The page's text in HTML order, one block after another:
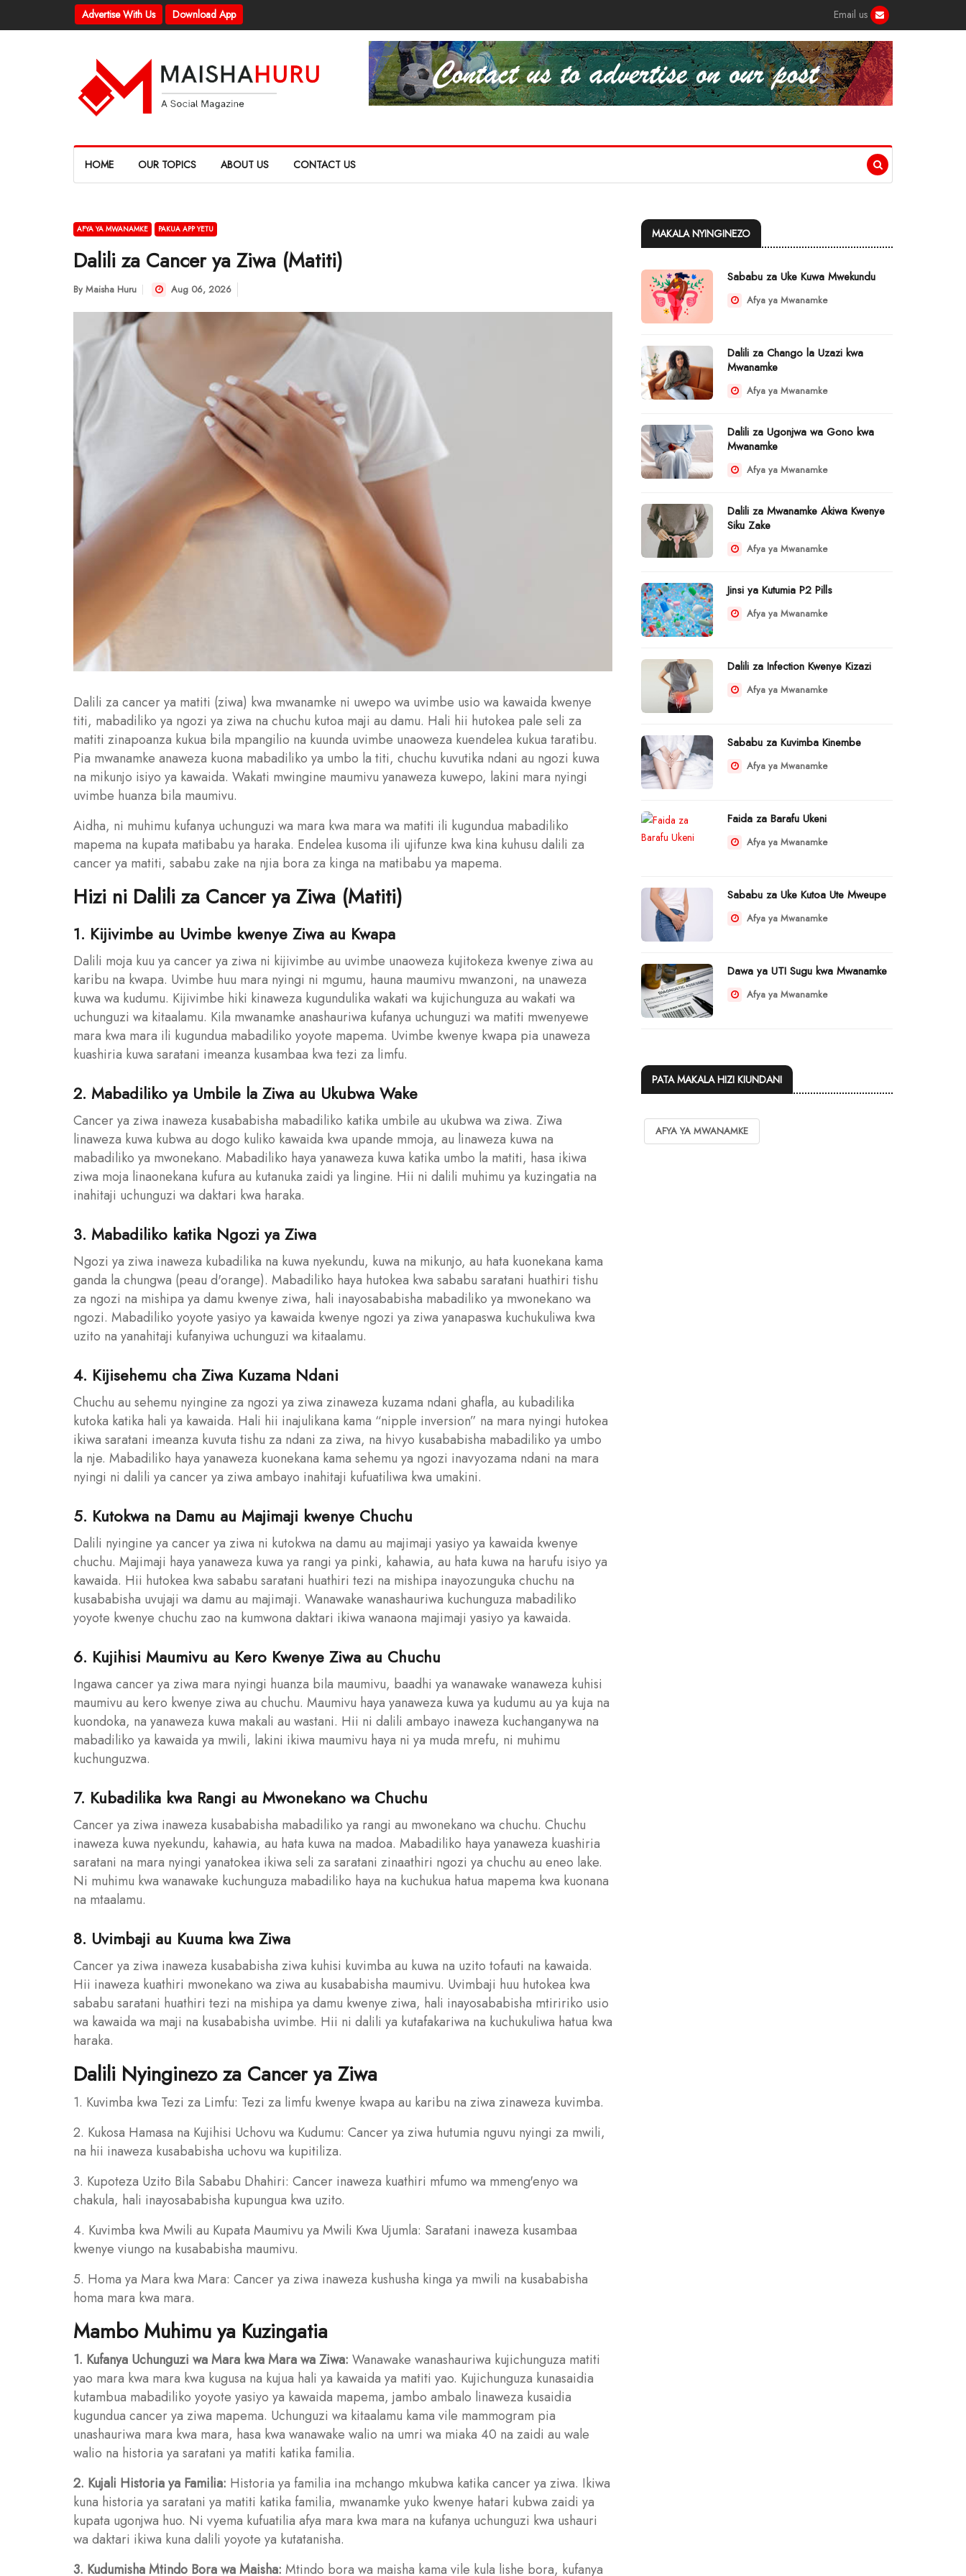
Advertise With Us Download App Email us
HOME OUR TOPICS ABOUT US CONTACT US
AFYA YA MWANAMKE PAKUA APP YETU
Dalili za Cancer ya Ziwa (Matiti)
By Maisha Huru Aug 06, 2026
Dalili za cancer ya matiti (ziwa) kwa mwanamke ni uwepo wa uvimbe usio wa kawaida kwenye
titi, mabadiliko ya ngozi ya ziwa na chuchu kutoa maji au damu. Hali hii hutokea pale seli za
matiti zinapoanza kukua bila mpangilio na kuunda uvimbe unaoweza kuendelea kukua taratibu.
Pia mwanamke anaweza kuona mabadiliko ya umbo la titi, chuchu kuvutika ndani au ngozi kuwa
na mikunjo isiyo ya kawaida. Wakati mwingine maumivu yanaweza kuwepo, lakini mara nyingi
uvimbe huanza bila maumivu.
Aidha, ni muhimu kufanya uchunguzi wa mara kwa mara wa matiti ili kugundua mabadiliko
mapema na kupata matibabu ya haraka. Endelea kusoma ili ujifunze kwa kina kuhusu dalili za
cancer ya matiti, sababu zake na njia bora za kinga na matibabu ya mapema.
Hizi ni Dalili za Cancer ya Ziwa (Matiti)
1. Kijivimbe au Uvimbe kwenye Ziwa au Kwapa
Dalili moja kuu ya cancer ya ziwa ni kijivimbe au uvimbe unaoweza kujitokeza kwenye ziwa au
karibu na kwapa. Uvimbe huu mara nyingi ni mgumu, hauna maumivu mwanzoni, na unaweza
kuwa wa kudumu. Kijivimbe hiki kinaweza kugundulika wakati wa kujichunguza au wakati wa
uchunguzi wa kitaalamu. Kila mwanamke anashauriwa kufanya uchunguzi wa matiti mwenyewe
mara kwa mara ili kugundua mabadiliko yoyote mapema. Uvimbe kwenye kwapa pia unaweza
kuashiria kuwa saratani imeanza kusambaa kwa tezi za limfu.
2. Mabadiliko ya Umbile la Ziwa au Ukubwa Wake
Cancer ya ziwa inaweza kusababisha mabadiliko katika umbile au ukubwa wa ziwa. Ziwa
linaweza kuwa kubwa au dogo kuliko kawaida kwa upande mmoja, au linaweza kuwa na
mabadiliko ya mwonekano. Mabadiliko haya yanaweza kuwa katika umbo la matiti, hasa ikiwa
ziwa moja linaonekana kufura au kutanuka zaidi ya lingine. Hii ni dalili muhimu ya kuzingatia na
inahitaji uchunguzi wa daktari kwa haraka.
3. Mabadiliko katika Ngozi ya Ziwa
Ngozi ya ziwa inaweza kubadilika na kuwa nyekundu, kuwa na mikunjo, au hata kuonekana kama
ganda la chungwa (peau d'orange). Mabadiliko haya hutokea kwa sababu saratani huathiri tishu
za ngozi na mishipa ya damu kwenye ziwa, hali inayosababisha mabadiliko ya mwonekano wa
ngozi. Mabadiliko yoyote yasiyo ya kawaida kwenye ngozi ya ziwa yanapaswa kuchukuliwa kwa
uzito na yanahitaji kufanyiwa uchunguzi wa kitaalamu.
4. Kijisehemu cha Ziwa Kuzama Ndani
Chuchu au sehemu nyingine za ngozi ya ziwa zinaweza kuzama ndani ghafla, au kubadilika
kutoka katika hali ya kawaida. Hali hii inajulikana kama “nipple inversion” na mara nyingi hutokea
ikiwa saratani imeanza kuvuta tishu za ndani za ziwa, na hivyo kusababisha mabadiliko ya umbo
la nje. Mabadiliko haya yanaweza kuonekana kama sehemu ya ngozi inavyozama ndani na mara
nyingi ni dalili ya cancer ya ziwa ambayo inahitaji kufuatiliwa kwa umakini.
5. Kutokwa na Damu au Majimaji kwenye Chuchu
Dalili nyingine ya cancer ya ziwa ni kutokwa na damu au majimaji yasiyo ya kawaida kwenye
chuchu. Majimaji haya yanaweza kuwa ya rangi ya pinki, kahawia, au hata kuwa na harufu isiyo ya
kawaida. Hii hutokea kwa sababu saratani huathiri tezi na mishipa inayozunguka chuchu na
kusababisha uvujaji wa damu au majimaji. Wanawake wanashauriwa kuchunguza mabadiliko
yoyote kwenye chuchu zao na kumwona daktari ikiwa wanaona majimaji yasiyo ya kawaida.
6. Kujihisi Maumivu au Kero Kwenye Ziwa au Chuchu
Ingawa cancer ya ziwa mara nyingi huanza bila maumivu, baadhi ya wanawake wanaweza kuhisi
maumivu au kero kwenye ziwa au chuchu. Maumivu haya yanaweza kuwa ya kudumu au ya kuja na
kuondoka, na yanaweza kuwa makali au wastani. Hii ni dalili ambayo inaweza kuchanganywa na
mabadiliko ya kawaida ya mwili, lakini ikiwa maumivu haya ni ya muda mrefu, ni muhimu
kuchunguzwa.
7. Kubadilika kwa Rangi au Mwonekano wa Chuchu
Cancer ya ziwa inaweza kusababisha mabadiliko ya rangi au mwonekano wa chuchu. Chuchu
inaweza kuwa nyekundu, kahawia, au hata kuwa na madoa. Mabadiliko haya yanaweza kuashiria
saratani na mara nyingi yanatokea ikiwa seli za saratani zinaathiri ngozi ya chuchu au eneo lake.
Ni muhimu kwa wanawake kuchunguza mabadiliko haya na kuchukua hatua mapema kwa kuonana
na mtaalamu.
8. Uvimbaji au Kuuma kwa Ziwa
Cancer ya ziwa inaweza kusababisha ziwa kuhisi kuvimba au kuwa na uzito tofauti na kawaida.
Hii inaweza kuathiri mwonekano wa ziwa au kusababisha maumivu. Uvimbaji huu hutokea kwa
sababu saratani huathiri tezi na mishipa ya damu kwenye ziwa, hali inayosababisha mtiririko usio
wa kawaida wa maji na kusababisha uvimbe. Hii ni dalili ya kutafakariwa na kuchukuliwa hatua kwa
haraka.
Dalili Nyinginezo za Cancer ya Ziwa
1. Kuvimba kwa Tezi za Limfu: Tezi za limfu kwenye kwapa au karibu na ziwa zinaweza kuvimba.
2. Kukosa Hamasa na Kujihisi Uchovu wa Kudumu: Cancer ya ziwa hutumia nguvu nyingi za mwili,
na hii inaweza kusababisha uchovu wa kupitiliza.
3. Kupoteza Uzito Bila Sababu Dhahiri: Cancer inaweza kuathiri mfumo wa mmeng'enyo wa
chakula, hali inayosababisha kupungua kwa uzito.
4. Kuvimba kwa Mwili au Kupata Maumivu ya Mwili Kwa Ujumla: Saratani inaweza kusambaa
kwenye viungo na kusababisha maumivu.
5. Homa ya Mara kwa Mara: Cancer ya ziwa inaweza kushusha kinga ya mwili na kusababisha
homa mara kwa mara.
Mambo Muhimu ya Kuzingatia
1. Kufanya Uchunguzi wa Mara kwa Mara wa Ziwa: Wanawake wanashauriwa kujichunguza matiti
yao mara kwa mara kwa kugusa na kujua hali ya kawaida ya matiti yao. Kujichunguza kunasaidia
kutambua mabadiliko yoyote yasiyo ya kawaida mapema, jambo ambalo linaweza kusaidia
kugundua cancer ya ziwa mapema. Uchunguzi wa kitaalamu kama vile mammogram pia
unashauriwa mara kwa mara, hasa kwa wanawake walio na umri wa miaka 40 na zaidi au wale
walio na historia ya saratani ya matiti katika familia.
2. Kujali Historia ya Familia: Historia ya familia ina mchango mkubwa katika cancer ya ziwa. Ikiwa
kuna historia ya saratani ya matiti katika familia, mwanamke yuko kwenye hatari kubwa zaidi ya
kupata ugonjwa huo. Ni vyema kufuatilia afya mara kwa mara na kufanya uchunguzi kwa ushauri
wa daktari ikiwa kuna dalili yoyote ya kutatanisha.
3. Kudumisha Mtindo Bora wa Maisha: Mtindo bora wa maisha kama vile kula lishe bora, kufanya
MAKALA NYINGINEZO
Sababu za Uke Kuwa Mwekundu
Afya ya Mwanamke
Dalili za Chango la Uzazi kwa
Mwanamke
Afya ya Mwanamke
Dalili za Ugonjwa wa Gono kwa
Mwanamke
Afya ya Mwanamke
Dalili za Mwanamke Akiwa Kwenye
Siku Zake
Afya ya Mwanamke
Jinsi ya Kutumia P2 Pills
Afya ya Mwanamke
Dalili za Infection Kwenye Kizazi
Afya ya Mwanamke
Sababu za Kuvimba Kinembe
Afya ya Mwanamke
Faida za Barafu Ukeni
Afya ya Mwanamke
Sababu za Uke Kutoa Ute Mweupe
Afya ya Mwanamke
Dawa ya UTI Sugu kwa Mwanamke
Afya ya Mwanamke
PATA MAKALA HIZI KIUNDANI
AFYA YA MWANAMKE